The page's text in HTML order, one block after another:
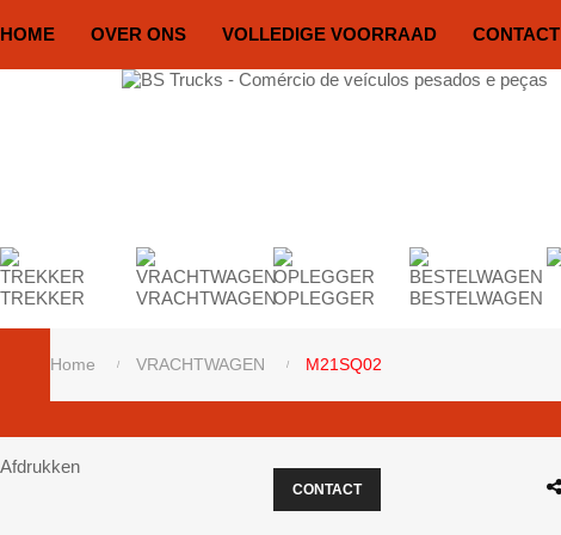
HOME OVER ONS VOLLEDIGE VOORRAAD CONTACT
TREKKER VRACHTWAGENOPLEGGER BESTELWAGEN
Home VRACHTWAGEN M21SQ02
Afdrukken
CONTACT